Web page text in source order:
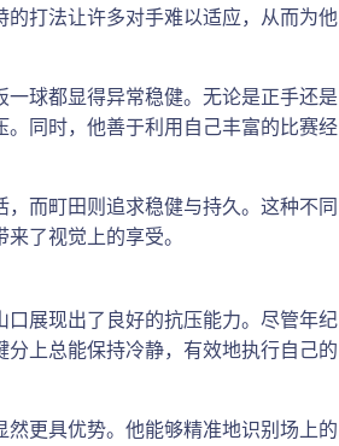
打法让许多对手难以适应，从而为他
球都显得异常稳健。无论是正手还是
同时，他善于利用自己丰富的比赛经
而町田则追求稳健与持久。这种不同
了视觉上的享受。
展现出了良好的抗压能力。尽管年纪
上总能保持冷静，有效地执行自己的
更具优势。他能够精准地识别场上的